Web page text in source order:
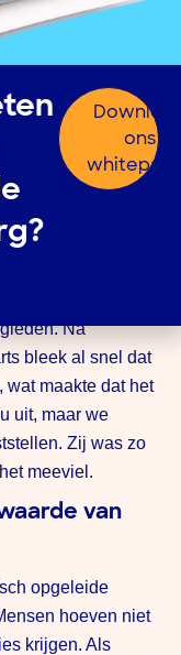
die op
goed
niet
op de app
met waterpokken.
het gezicht waren
zwelling in het
gekregen bleek
Na
bleek al snel dat
wat maakte dat het
uit, maar we
Zij was zo
meeviel.
van
opgeleide
hoeven niet
krijgen. Als
ons